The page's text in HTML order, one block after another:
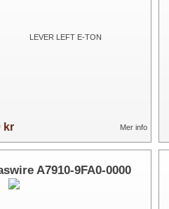
kr Mer info
A7910-9FA0-0000